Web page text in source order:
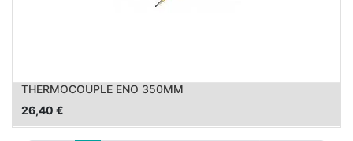
THERMOCOUPLE ENO 350MM
26,40 €